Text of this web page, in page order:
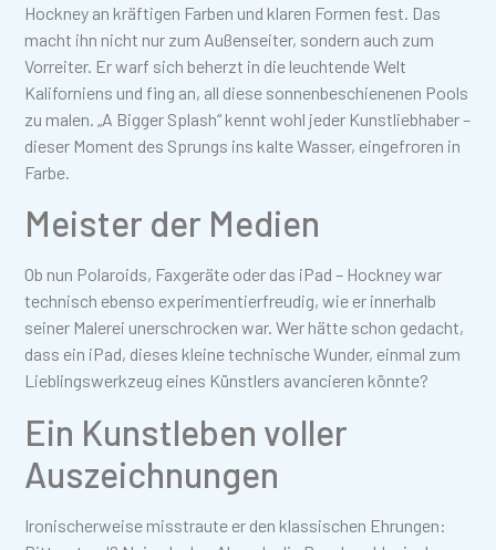
Hockney an kräftigen Farben und klaren Formen fest. Das
macht ihn nicht nur zum Außenseiter, sondern auch zum
Vorreiter. Er warf sich beherzt in die leuchtende Welt
Kaliforniens und fing an, all diese sonnenbeschienenen Pools
zu malen. „A Bigger Splash“ kennt wohl jeder Kunstliebhaber –
dieser Moment des Sprungs ins kalte Wasser, eingefroren in
Farbe.
Meister der Medien
Ob nun Polaroids, Faxgeräte oder das iPad – Hockney war
technisch ebenso experimentierfreudig, wie er innerhalb
seiner Malerei unerschrocken war. Wer hätte schon gedacht,
dass ein iPad, dieses kleine technische Wunder, einmal zum
Lieblingswerkzeug eines Künstlers avancieren könnte?
Ein Kunstleben voller
Auszeichnungen
Ironischerweise misstraute er den klassischen Ehrungen: